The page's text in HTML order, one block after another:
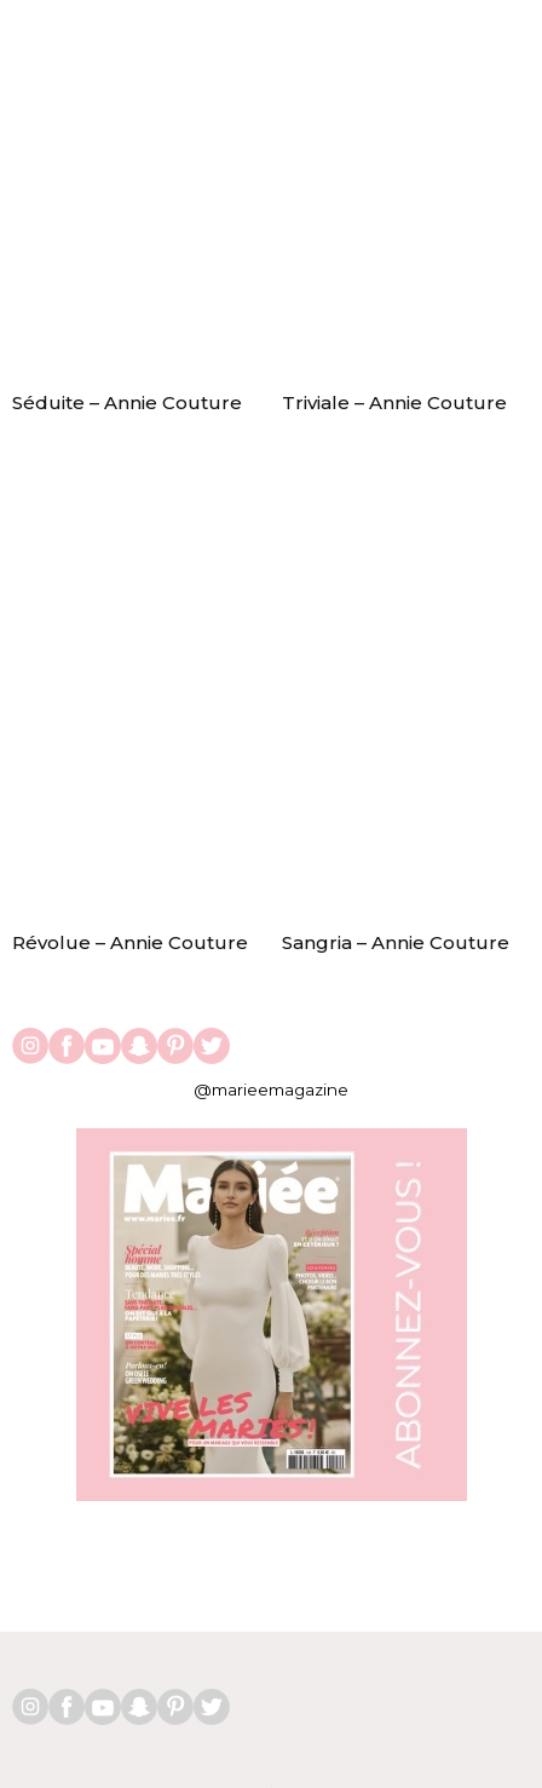
Séduite – Annie Couture Triviale – Annie Couture
Révolue – Annie Couture Sangria – Annie Couture
@marieemagazine